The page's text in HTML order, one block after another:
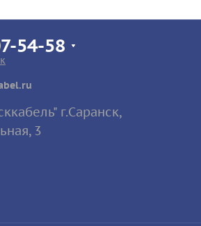
54-58
г.Саранск,
ьная, 3